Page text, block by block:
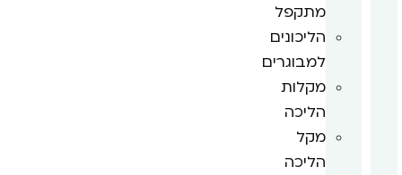
מתקפל
הליכונים
למבוגרים
מקלות
הליכה
מקל
הליכה